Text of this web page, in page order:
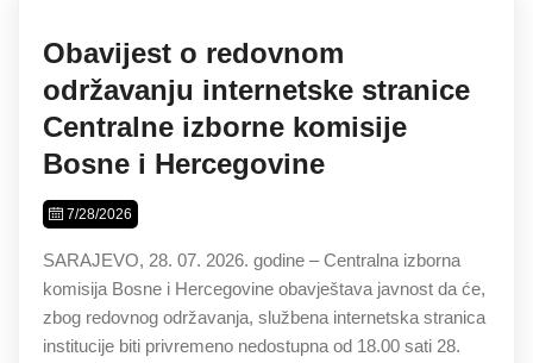
Obavijest o redovnom
održavanju internetske stranice
Centralne izborne komisije
Bosne i Hercegovine
7/28/2026
SARAJEVO, 28. 07. 2026. godine – Centralna izborna
komisija Bosne i Hercegovine obavještava javnost da će,
zbog redovnog održavanja, službena internetska stranica
institucije biti privremeno nedostupna od 18.00 sati 28.